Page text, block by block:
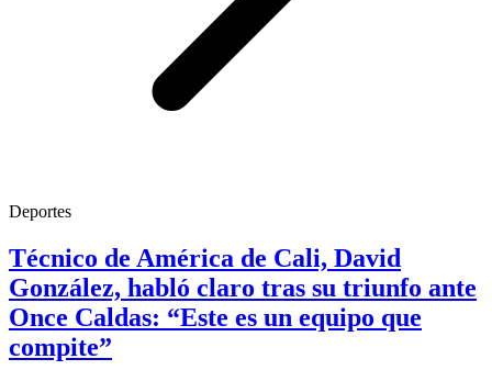
Deportes
Técnico de América de Cali, David
González, habló claro tras su triunfo ante
Once Caldas: “Este es un equipo que
compite”